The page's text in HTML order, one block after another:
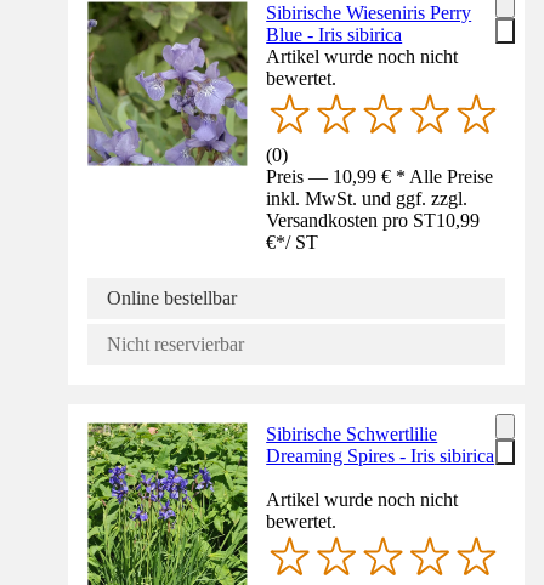
Sibirische Wieseniris Perry
Blue - Iris sibirica
Artikel wurde noch nicht
bewertet.
(0)
Preis — 10,99 € * Alle Preise
inkl. MwSt. und ggf. zzgl.
Versandkosten pro ST10,99
€*/ ST
Online bestellbar
Nicht reservierbar
Sibirische Schwertlilie
Dreaming Spires - Iris sibirica
Artikel wurde noch nicht
bewertet.